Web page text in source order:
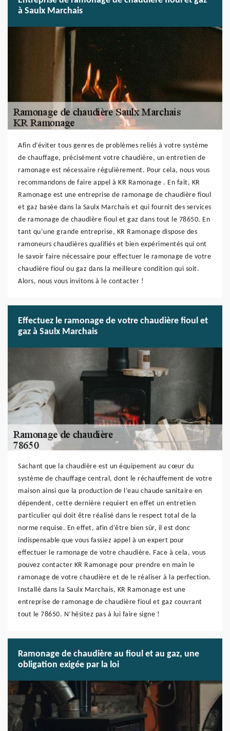
à Saulx Marchais
Afin d’éviter tous genres de problèmes reliés à votre système
de chauffage, précisément votre chaudière, un entretien de
ramonage est nécessaire régulièrement. Pour cela, nous vous
recommandons de faire appel à KR Ramonage . En fait, KR
Ramonage est une entreprise de ramonage de chaudière fioul
et gaz basée dans la Saulx Marchais et qui fournit des services
de ramonage de chaudière fioul et gaz dans tout le 78650. En
tant qu’une grande entreprise, KR Ramonage dispose des
ramoneurs chaudières qualifiés et bien expérimentés qui ont
le savoir faire nécessaire pour effectuer le ramonage de votre
chaudière fioul ou gaz dans la meilleure condition qui soit.
Alors, nous vous invitons à le contacter !
Effectuez le ramonage de votre chaudière fioul et
gaz à Saulx Marchais
Sachant que la chaudière est un équipement au cœur du
système de chauffage central, dont le réchauffement de votre
maison ainsi que la production de l’eau chaude sanitaire en
dépendent, cette dernière requiert en effet un entretien
particulier qui doit être réalisé dans le respect total de la
norme requise. En effet, afin d’être bien sûr, il est donc
indispensable que vous fassiez appel à un expert pour
effectuer le ramonage de votre chaudière. Face à cela, vous
pouvez contacter KR Ramonage pour prendre en main le
ramonage de votre chaudière et de le réaliser à la perfection.
Installé dans la Saulx Marchais, KR Ramonage est une
entreprise de ramonage de chaudière fioul et gaz couvrant
tout le 78650. N’hésitez pas à lui faire signe !
Ramonage de chaudière au fioul et au gaz, une
obligation exigée par la loi